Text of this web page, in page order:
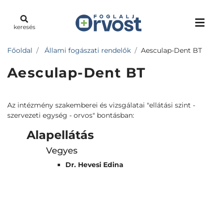
keresés
Főoldal Állami fogászati rendelők Aesculap-Dent BT
Aesculap-Dent BT
Az intézmény szakemberei és vizsgálatai "ellátási szint -
szervezeti egység - orvos" bontásban:
Alapellátás
Vegyes
Dr. Hevesi Edina